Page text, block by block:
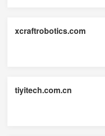
xcraftrobotics.com
tiyitech.com.cn